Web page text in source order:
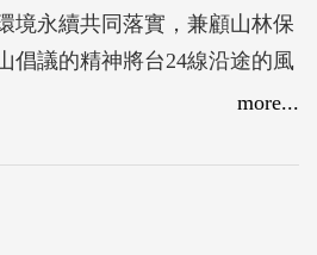
境永續共同落實，兼顧山林保
倡議的精神將台24線沿途的風
more...